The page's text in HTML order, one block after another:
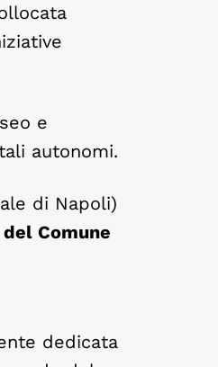
e
autonomi.
di Napoli)
Comune
dedicata